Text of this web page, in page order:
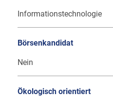
Informationstechnologie
Börsenkandidat
Nein
Ökologisch orientiert